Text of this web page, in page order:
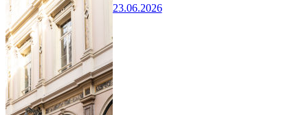
23.06.2026